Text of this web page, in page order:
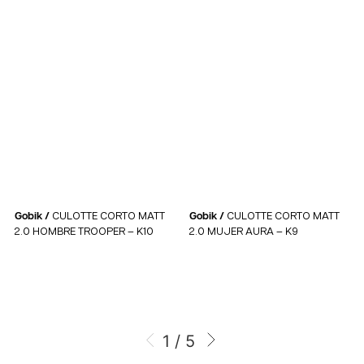
Gobik / CULOTTE CORTO MATT
2.0 HOMBRE TROOPER – K10
Gobik / CULOTTE CORTO MATT
2.0 MUJER AURA – K9
1 / 5